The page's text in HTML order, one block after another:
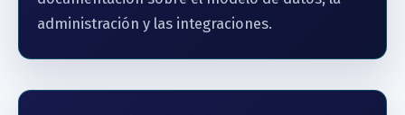
administración y las integraciones.